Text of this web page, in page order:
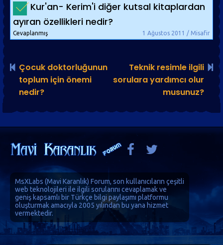
Kur'an- Kerim'i diğer kutsal kitaplardan
ayıran özellikleri nedir?
1 Ağustos 2011 / Misafir
Cevaplanmış
Çocuk doktorluğunun
toplum için önemi
nedir?
Teknik resimle ilgili
sorulara yardımcı olur
musunuz?
MsXLabs (Mavi Karanlık) Forum, son kullanıcıların çeşitli
web teknolojileri ile ilgili sorularını cevaplamak ve
geniş kapsamlı bir Türkçe bilgi paylaşımı platformu
oluşturmak amacıyla 2005 yılından bu yana hizmet
vermektedir.